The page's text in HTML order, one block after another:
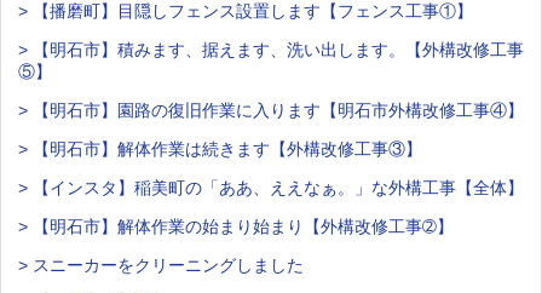
> 【播磨町】目隠しフェンス設置します【フェンス工事①】
> 【明石市】積みます、据えます、洗い出します。【外構改修工事
⑤】
> 【明石市】園路の復旧作業に入ります【明石市外構改修工事④】
> 【明石市】解体作業は続きます【外構改修工事③】
> 【インスタ】稲美町の「ああ、ええなぁ。」な外構工事【全体】
> 【明石市】解体作業の始まり始まり【外構改修工事➁】
> スニーカーをクリーニングしました